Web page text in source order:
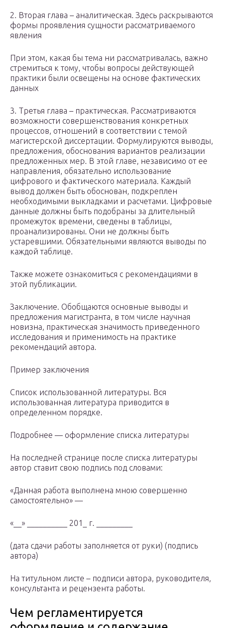
2. Вторая глава – аналитическая. Здесь раскрываются
формы проявления сущности рассматриваемого
явления
При этом, какая бы тема ни рассматривалась, важно
стремиться к тому, чтобы вопросы действующей
практики были освещены на основе фактических
данных
3. Третья глава – практическая. Рассматриваются
возможности совершенствования конкретных
процессов, отношений в соответствии с темой
магистерской диссертации. Формулируются выводы,
предложения, обоснования вариантов реализации
предложенных мер. В этой главе, независимо от ее
направления, обязательно использование
цифрового и фактического материала. Каждый
вывод должен быть обоснован, подкреплен
необходимыми выкладками и расчетами. Цифровые
данные должны быть подобраны за длительный
промежуток времени, сведены в таблицы,
проанализированы. Они не должны быть
устаревшими. Обязательными являются выводы по
каждой таблице.
Также можете ознакомиться с рекомендациями в
этой публикации.
Заключение. Обобщаются основные выводы и
предложения магистранта, в том числе научная
новизна, практическая значимость приведенного
исследования и применимость на практике
рекомендаций автора.
Пример заключения
Список использованной литературы. Вся
использованная литература приводится в
определенном порядке.
Подробнее — оформление списка литературы
На последней странице после списка литературы
автор ставит свою подпись под словами:
«Данная работа выполнена мною совершенно
самостоятельно» —
«__» __________ 201_ г. _________
(дата сдачи работы заполняется от руки) (подпись
автора)
На титульном листе – подписи автора, руководителя,
консультанта и рецензента работы.
Чем регламентируется